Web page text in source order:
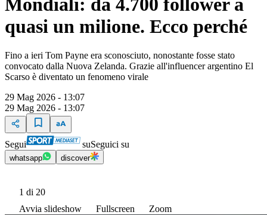
quasi un milione. Ecco perché
Fino a ieri Tom Payne era sconosciuto, nonostante fosse stato
convocato dalla Nuova Zelanda. Grazie all'influencer argentino El
Scarso è diventato un fenomeno virale
29 Mag 2026 - 13:07
29 Mag 2026 - 13:07
Segui suSeguici su
whatsapp discover
1 di 20
Avvia slideshow
Fullscreen Zoom